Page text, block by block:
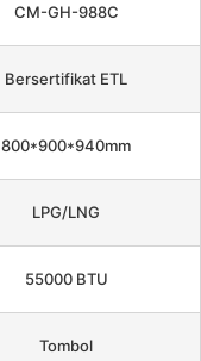
CM-GH-988C
Bersertifikat ETL
800*900*940mm
LPG/LNG
55000 BTU
Tombol